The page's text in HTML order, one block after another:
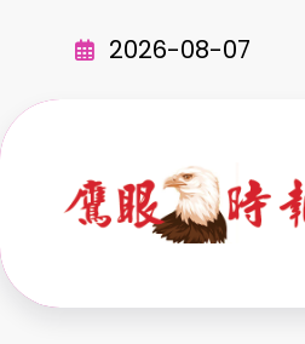
2026-08-07